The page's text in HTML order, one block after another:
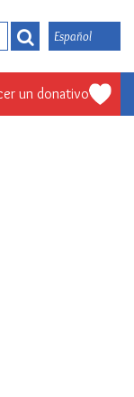
Español
un donativo